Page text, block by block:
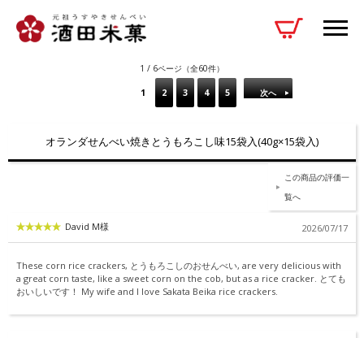
1 / 6ページ（全60件）
1 2 3 4 5 次へ
オランダせんべい焼きとうもろこし味15袋入(40g×15袋入)
この商品の評価一
覧へ
David M様 2026/07/17
These corn rice crackers, とうもろこしのおせんべい, are very delicious with
a great corn taste, like a sweet corn on the cob, but as a rice cracker. とても
おいしいです！ My wife and I love Sakata Beika rice crackers.